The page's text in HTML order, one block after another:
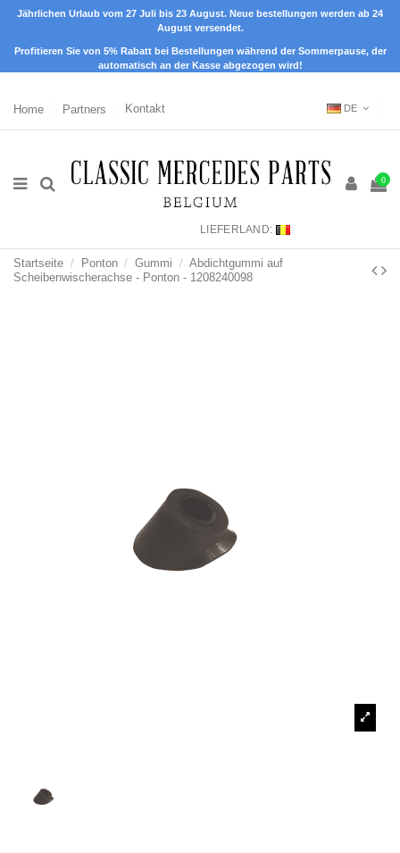
Jährlichen Urlaub vom 27 Juli bis 23 August. Neue bestellungen werden ab 24
August versendet.
Profitieren Sie von 5% Rabatt bei Bestellungen während der Sommerpause, der
automatisch an der Kasse abgezogen wird!
Home Partners Kontakt DE
0
LIEFERLAND:
Startseite Ponton Gummi
Abdichtgummi auf
Scheibenwischerachse - Ponton - 1208240098